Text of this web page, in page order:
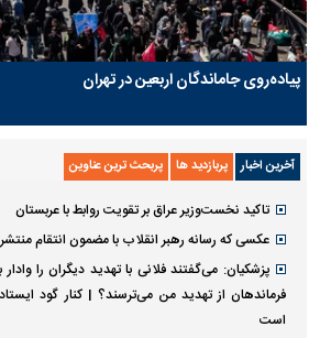
پیاده‌روی جاماندگان اربعین در تهران
آخرین اخبار پربازدید ها پربحث ترین عناوین
تاکید نخست‌وزیر عراق بر تقویت روابط با عربستان
عکسی که رسانه رهبر انقلاب با مضمون انتقام
پزشکیان: می‌گفتند فلانی با تهدید دیگران را
فرماندهان از تهدید من می‌ترسند؟ | کنار گود
است